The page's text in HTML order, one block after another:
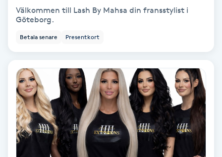
Cryoterapi
Dermapen
Diamantslipning
Enzympeeling
Välkommen till Lash By Mahsa din fransstylist i
Göteborg.
Betala senare Presentkort